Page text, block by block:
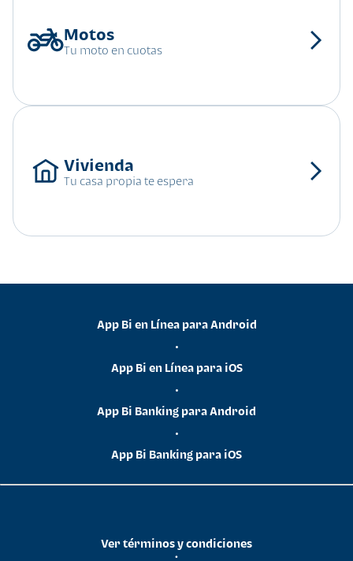
Tu moto en cuotas
Tu casa propia te espera
App Bi en Línea para Android
•
App Bi en Línea para iOS
•
App Bi Banking para Android
•
App Bi Banking para iOS
•
Ver términos y condiciones